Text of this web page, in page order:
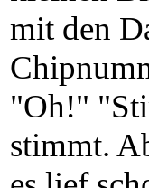
mit den
"Oh!"
stimmt.